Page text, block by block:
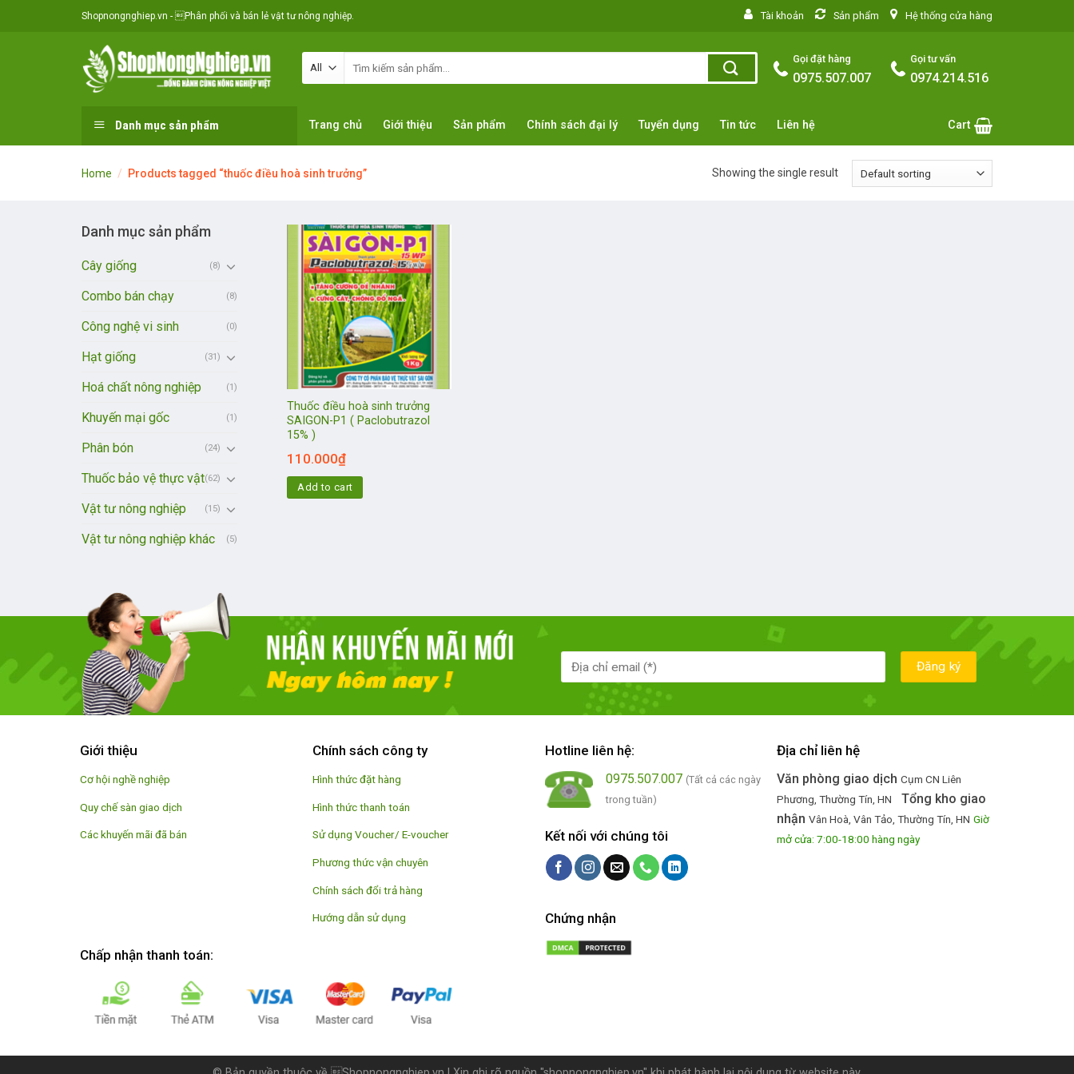
Shopnongnghiep.vn - Phân phối và bán lẻ vật tư nông nghiệp. Tài khoản Sản phẩm Hệ thống cửa hàng
Gọi đặt hàng
0975.507.007
Gọi tư vấn
0974.214.516
Danh mục sản phẩm Trang chủ Giới thiệu Sản phẩm Chính sách đại lý Tuyển dụng Tin tức Liên hệ Cart
Home / Products tagged “thuốc điều hoà sinh trưởng” Showing the single result
Danh mục sản phẩm
Cây giống (8)
Combo bán chạy (8)
Công nghệ vi sinh (0)
Hạt giống (31)
Hoá chất nông nghiệp (1)
Khuyến mại gốc (1)
Phân bón (24)
Thuốc bảo vệ thực vật(62)
Vật tư nông nghiệp (15)
Vật tư nông nghiệp khác (5)
Thuốc điều hoà sinh trưởng
SAIGON-P1 ( Paclobutrazol
15% )
110.000₫
Add to cart
Giới thiệu
Cơ hội nghề nghiệp
Quy chế sàn giao dịch
Các khuyến mãi đã bán
Chính sách công ty
Hình thức đặt hàng
Hình thức thanh toán
Sử dụng Voucher/ E-voucher
Phương thức vận chuyên
Chính sách đổi trả hàng
Hướng dẫn sử dụng
Chấp nhận thanh toán:
Hotline liên hệ:
0975.507.007 (Tất cả các ngày
trong tuần)
Kết nối với chúng tôi
Chứng nhận
Địa chỉ liên hệ
Văn phòng giao dịch Cụm CN Liên
Phương, Thường Tín, HN
Tổng kho giao
nhận Vân Hoà, Vân Tảo, Thường Tín, HN Giờ
mở cửa: 7:00-18:00 hàng ngày